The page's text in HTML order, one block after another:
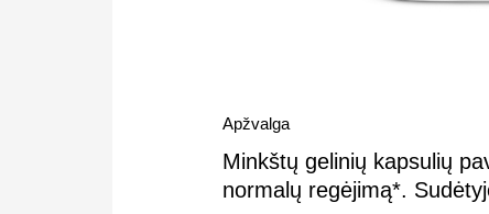
Apžvalga
Minkštų gelinių kapsulių
normalų regėjimą*.